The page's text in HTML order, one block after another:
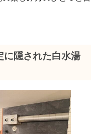
に隠された白水湯